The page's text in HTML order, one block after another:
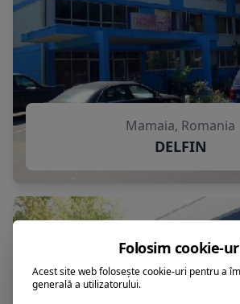
Mamaia, Romania
DELFIN
Folosim cookie-
Acest site web folosește cookie-uri pentru a
generală a utilizatorului.